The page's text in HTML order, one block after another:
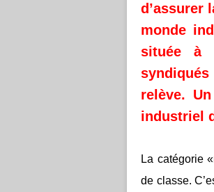
d’assurer
monde
située à
relève.
industriel
La catégorie
de classe.